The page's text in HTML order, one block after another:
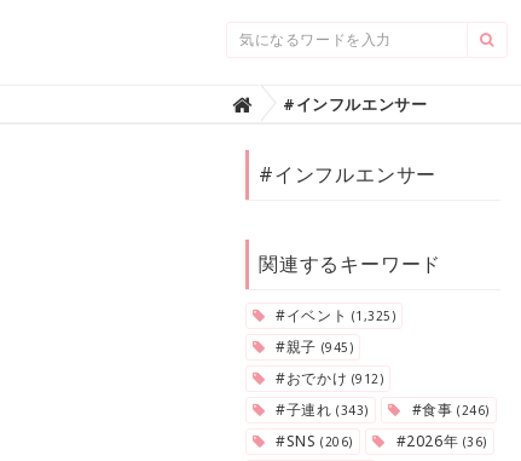
Home#インフルエンサー
#インフルエンサー
関連するキーワード
#イベント (1,325)
#親子 (945)
#おでかけ (912)
#子連れ(343) #食事(246)
#SNS(206) #2026年 (36)